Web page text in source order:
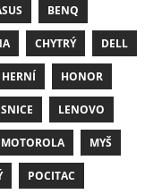
BENQ
CHYTRÝ DELL
HERNÍ HONOR
LENOVO
MOTOROLA MYŠ
POCITAC